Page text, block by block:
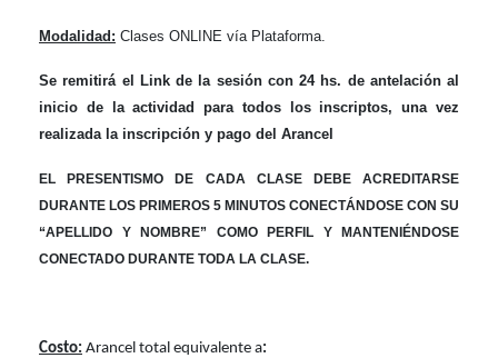
Modalidad: Clases ONLINE vía Plataforma.
Se remitirá el Link de la sesión con 24 hs. de antelación al
inicio de la actividad para todos los inscriptos, una vez
realizada la inscripción y pago del Arancel
EL PRESENTISMO DE CADA CLASE DEBE ACREDITARSE
DURANTE LOS PRIMEROS 5 MINUTOS CONECTÁNDOSE CON SU
“APELLIDO Y NOMBRE” COMO PERFIL Y MANTENIÉNDOSE
CONECTADO DURANTE TODA LA CLASE.
Costo: Arancel total equivalente a: